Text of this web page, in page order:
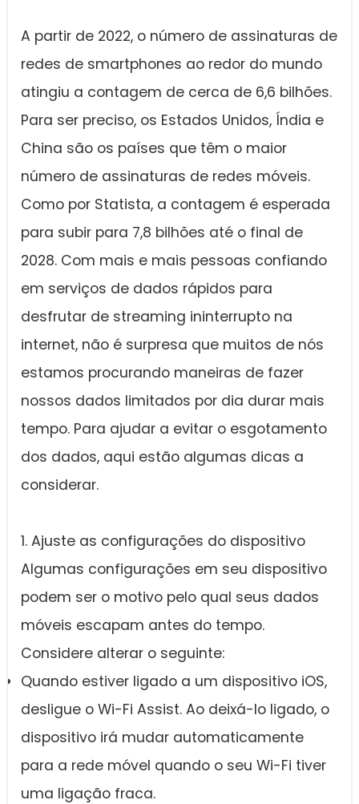
A partir de 2022, o número de assinaturas de
redes de smartphones ao redor do mundo
atingiu a contagem de cerca de 6,6 bilhões.
Para ser preciso, os Estados Unidos, Índia e
China são os países que têm o maior
número de assinaturas de redes móveis.
Como por Statista, a contagem é esperada
para subir para 7,8 bilhões até o final de
2028. Com mais e mais pessoas confiando
em serviços de dados rápidos para
desfrutar de streaming ininterrupto na
internet, não é surpresa que muitos de nós
estamos procurando maneiras de fazer
nossos dados limitados por dia durar mais
tempo. Para ajudar a evitar o esgotamento
dos dados, aqui estão algumas dicas a
considerar.
1. Ajuste as configurações do dispositivo
Algumas configurações em seu dispositivo
podem ser o motivo pelo qual seus dados
móveis escapam antes do tempo.
Considere alterar o seguinte:
Quando estiver ligado a um dispositivo iOS,
desligue o Wi-Fi Assist. Ao deixá-lo ligado, o
dispositivo irá mudar automaticamente
para a rede móvel quando o seu Wi-Fi tiver
uma ligação fraca.